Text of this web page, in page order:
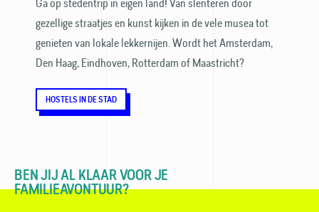
gezellige straatjes en kunst kijken in de vele musea tot
genieten van lokale lekker­nijen. Wordt het Amsterdam,
Den Haag, Eindhoven, Rotterdam of Maastricht?
HOSTELS IN DE STAD
BEN JIJ AL KLAAR VOOR JE
FAMILIEAVONTUUR?